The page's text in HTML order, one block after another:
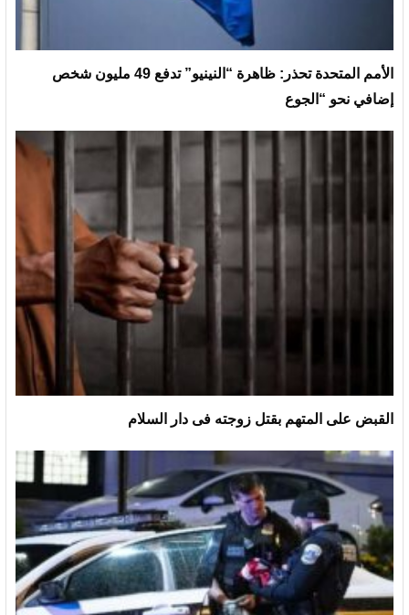
الأمم المتحدة تحذر: ظاهرة “النينيو” تدفع 49 مليون شخص
إضافي نحو “الجوع
القبض على المتهم بقتل زوجته فى دار السلام